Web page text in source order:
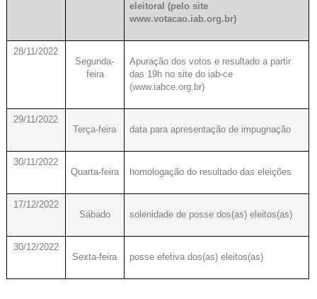
eleitoral (pelo site
www.votacao.iab.org.br)
28/11/2022
Segunda-
feira
Apuração dos votos e resultado a partir
das 19h no site do iab-ce
(www.iabce.org.br)
29/11/2022
Terça-feira
data para apresentação de impugnação
30/11/2022
Quarta-feira
homologação do resultado das eleições
17/12/2022
Sábado
solenidade de posse dos(as) eleitos(as)
30/12/2022
Sexta-feira
posse efetiva dos(as) eleitos(as)